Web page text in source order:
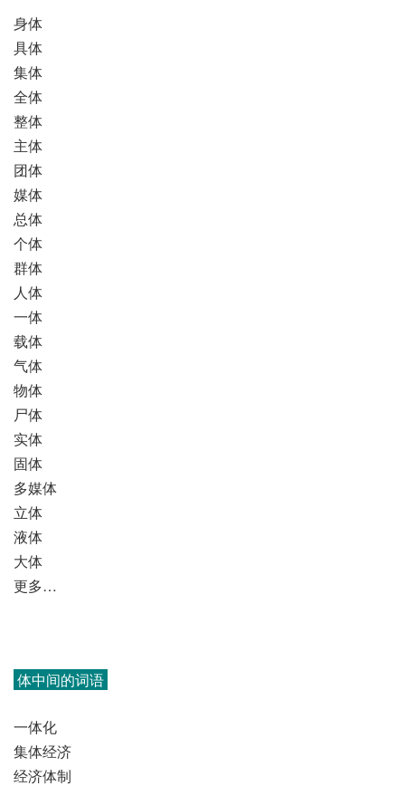
身体
具体
集体
全体
整体
主体
团体
媒体
总体
个体
群体
人体
一体
载体
气体
物体
尸体
实体
固体
多媒体
立体
液体
大体
更多…
体中间的词语
一体化
集体经济
经济体制